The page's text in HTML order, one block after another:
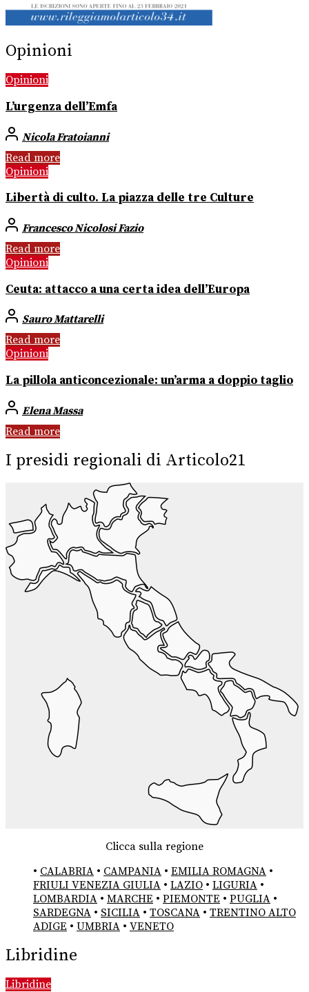
Opinioni
Opinioni
L’urgenza dell’Emfa
Nicola Fratoianni
Read more
Opinioni
Libertà di culto. La piazza delle tre Culture
Francesco Nicolosi Fazio
Read more
Opinioni
Ceuta: attacco a una certa idea dell’Europa
Sauro Mattarelli
Read more
Opinioni
La pillola anticoncezionale: un’arma a doppio taglio
Elena Massa
Read more
I presidi regionali di Articolo21
Clicca sulla regione
• CALABRIA • CAMPANIA • EMILIA ROMAGNA •
FRIULI VENEZIA GIULIA • LAZIO • LIGURIA •
LOMBARDIA • MARCHE • PIEMONTE • PUGLIA •
SARDEGNA • SICILIA • TOSCANA • TRENTINO ALTO
ADIGE • UMBRIA • VENETO
Libridine
Libridine